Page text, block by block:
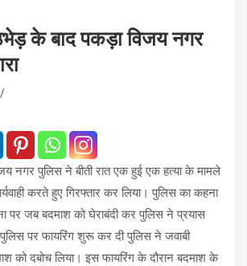
के बाद पकड़ा विजय नगर
नगर पुलिस ने बीती रात एक हुई एक हत्या के मामले
करते हुए गिरफ्तार कर लिया। पुलिस का कहना
पर जब बदमाश को घेराबंदी कर पुलिस ने प्रयास
पर फायरिंग शुरू कर दी पुलिस ने जवाबी
को दबोच लिया। इस फायरिंग के दौरान बदमाश के